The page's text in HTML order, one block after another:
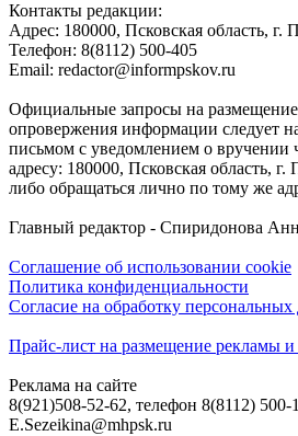
Контакты редакции:
Адреc: 180000, Псковская область, г.
Телефон: 8(8112) 500-405
Email: redactor@informpskov.ru
Официальные запросы на
опровержения информации следует
письмом с уведомлением о вручении
адресу: 180000, Псковская область,
либо обращаться лично по тому же
Главный редактор - Спиридонова
Соглашение об использовании cookie
Политика конфиденциальности
Согласие на обработку
Прайс-лист на размещение рекламы и
Реклама на сайте
8(921)508-52-62, телефон 8(8112) 500-
E.Sezeikina@mhpsk.ru